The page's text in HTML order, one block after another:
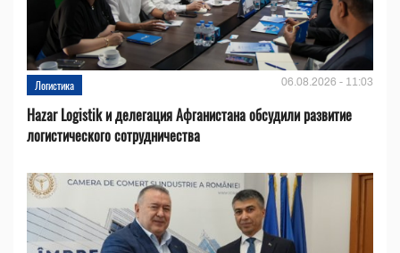
Логистика 06.08.2026 - 11:03
Hazar Logistik и делегация Афганистана обсудили развитие
логистического сотрудничества